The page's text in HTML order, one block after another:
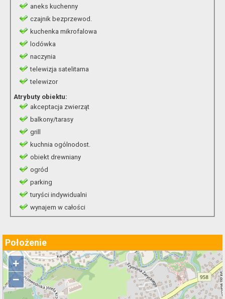
aneks kuchenny
czajnik bezprzewod.
kuchenka mikrofalowa
lodówka
naczynia
telewizja satelitarna
telewizor
Atrybuty obiektu:
akceptacja zwierząt
balkony/tarasy
grill
kuchnia ogólnodost.
obiekt drewniany
ogród
parking
turyści indywidualni
wynajem w całości
Położenie
+
−